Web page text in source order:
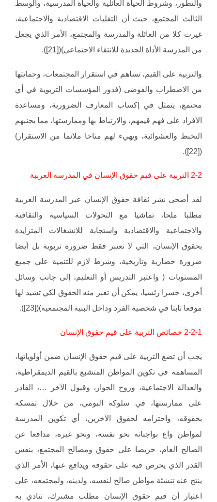
والتطور، وشروط الحياة العائلية والحياة المدرسية، والوسط
الثالث المجتمع، حيث أن التقلبات الاقتصادية والاجتماعية،
غيرت كلا من العائلة والمدرسة والمجتمع، الأمر الذي يجعل
من المدرسة الأداة الجديدة للانتقاء الاجتماعي)([21]).
والتربية على القيم، تساهم في استقرار المجتمعات، وحمايتها
من الاضطراب والفوضى (فدور المؤسسات التربوية في أي
مجتمع، يتمثل في إكساب المعارف الضرورية، ومساعدة
الأفراد على فهم قيمهم، والارتباط بها وممارستها، مما يجنبهم
التخبط والعشوائية، ويهيء لهم مناخا ملائما من الاستقرار)
([22]).
2-2 التربية على قيم حقوق الإنسان في المدرسة العربية
لقد أضحى نشر ثقافة حقوق الإنسان عبر المدرسة العربية
مطلبا ملحا، تماشيا مع التحولات السياسية والثقافية
والاجتماعية والاقتصادية واستجابة للانشغالات المتزايدة
بحقوق الإنسان، التي لا تعتبر فقط ضرورة تربوية بل أيضا
ضرورة حضارية وتاريخية، وشرط لازم للتنمية على جميع
المستويات ( واعتبر التدريس أو التعليم، إلى جانب وسائل
أخرى، جسرا رئسيا، يمكن أن تعبر منه الحقوق لكي تشيد لها
موقعا ثابتا في شخصية الفرد وداخل البنية المجتمعية)([23]).
2-2-1 خصائص التربية على قيم حقوق الإنسان
يجب أن تضع التربية على قيم حقوق الإنسان ضمن أولوياتها،
المساهمة في تكوين المواطن المتشبع بالقيم الديمقراطية،
والعدالة الاجتماعية، وروح الحوار، وقبول الآخر …، القادر
على ممارستها، في سلوكه اليومي، من خلال تمسكه
بحقوقه، واحترامه لحقوق الآخرين، أي تكوين المدرسة
لمواطن واع بواجباته نحو نفسه، ونحو غيره، مدافعا عن
الصالح العام، حريصا على حقوق ومصالح المجتمع، بنفس
القدر الذي يحرص فيه على حقوقه ويدافع عنها، الأمر الذي
ينتج عنه تنشئة مواطن صالح لنفسه، ولدينه، ولمجتمعه، على
اعتبار أن قيم حقوق الإنسان مطلب مشترك، تنادي به